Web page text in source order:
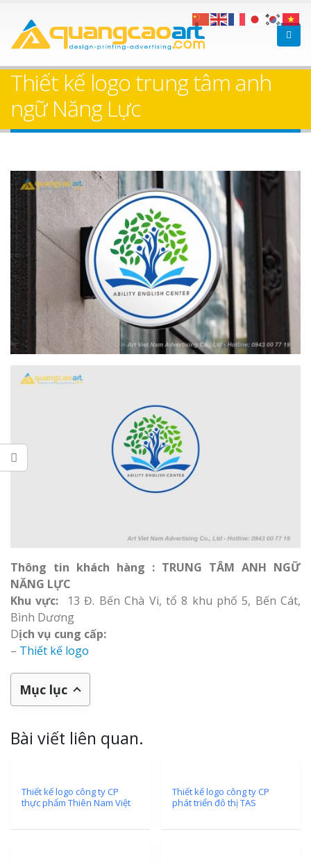
Thiết kế logo trung tâm anh
ngữ Năng Lực
Thông tin khách hàng : TRUNG TÂM ANH NGỮ
NĂNG LỰC
Khu vực:
13 Đ. Bến Chà Vi, tổ 8 khu phố 5, Bến Cát,
Bình Dương
Dịch vụ cung cấp:
– Thiết kế logo
Mục lục
Bài viết liên quan.
Thiết kế logo công ty CP
thực phẩm Thiên Nam Việt
Thiết kế logo công ty CP
phát triển đô thị TAS